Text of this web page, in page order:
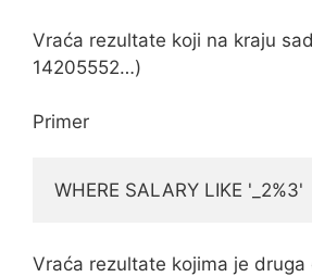
Vraća rezultate koji na kraju
14205552…)
Primer
WHERE SALARY LIKE '_2%3'
Vraća rezultate kojima je druga